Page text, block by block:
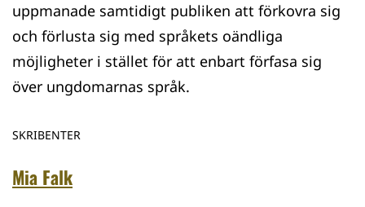
uppmanade samtidigt publiken att förkovra sig
och förlusta sig med språkets oändliga
möjligheter i stället för att enbart förfasa sig
över ungdomarnas språk.
SKRIBENTER
Mia Falk